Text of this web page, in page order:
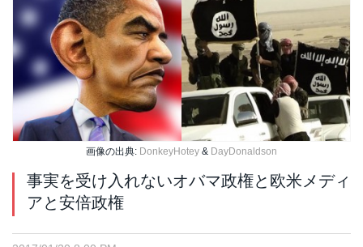
画像の出典: DonkeyHotey & DayDonaldson
事実を受け入れないオバマ政権と欧米メディ
アと安倍政権